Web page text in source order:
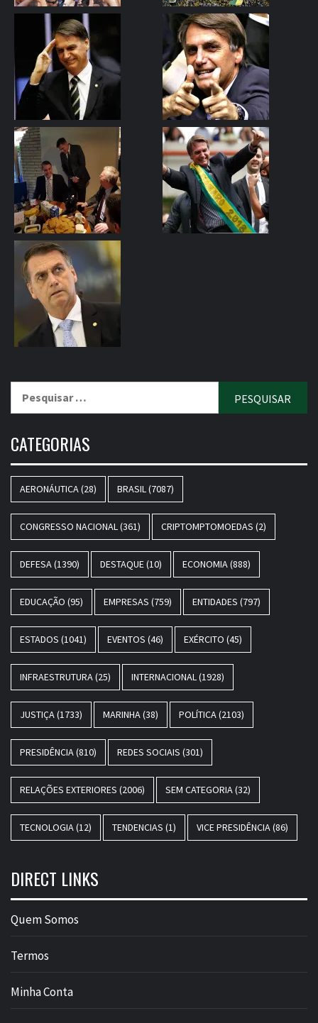
CATEGORIAS
AERONÁUTICA(28) BRASIL(7087)
CONGRESSO NACIONAL(361) CRIPTOMPTOMOEDAS (2)
DEFESA(1390) DESTAQUE(10) ECONOMIA(888)
EDUCAÇÃO (95) EMPRESAS (759) ENTIDADES (797)
ESTADOS (1041) EVENTOS (46) EXÉRCITO (45)
INFRAESTRUTURA(25) INTERNACIONAL(1928)
JUSTIÇA(1733) MARINHA(38) POLÍTICA(2103)
PRESIDÊNCIA(810) REDES SOCIAIS (301)
RELAÇÕES EXTERIORES (2006) SEM CATEGORIA(32)
TECNOLOGIA(12) TENDENCIAS (1) VICE PRESIDÊNCIA(86)
DIRECT LINKS
Quem Somos
Termos
Minha Conta